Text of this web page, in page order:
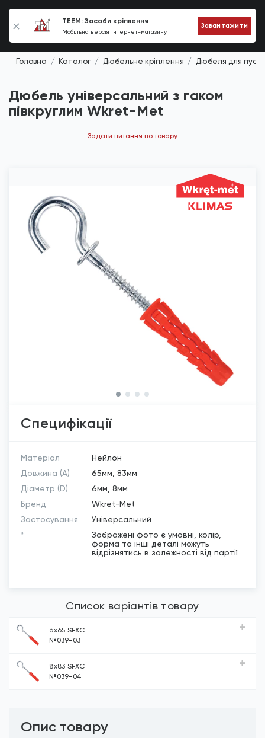
TEEM: Засоби кріплення
Мобільна версія інтернет-магазину
Завантажити
0
Головна Каталог Дюбельне кріплення Дюбеля для
Дюбель універсальний з гаком
півкруглим Wkret-Met
Задати питання по товару
Специфікації
Матеріал
Нейлон
Довжина (A)
65мм, 83мм
Діаметр (D)
6мм, 8мм
Бренд
Wkret-Met
Застосування
Універсальний
*
Зображені фото є умовні, колір,
форма та інші деталі можуть
відрізнятись в залежності від партії
Список варіантів товару
6х65 SFXC
№039-03
8х83 SFXC
№039-04
Опис товару